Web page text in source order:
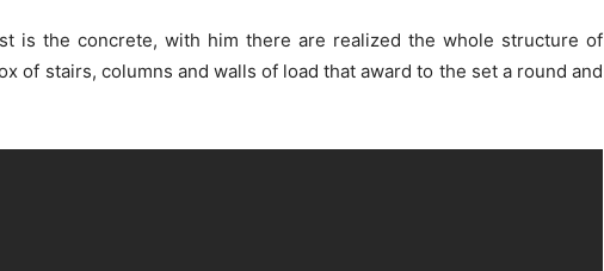
is the concrete, with him there are realized the whole structure of
of stairs, columns and walls of load that award to the set a round and